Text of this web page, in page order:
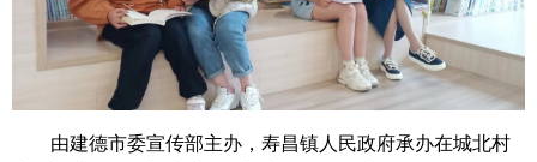
由建德市委宣传部主办，寿昌镇人民政府承办在城北村